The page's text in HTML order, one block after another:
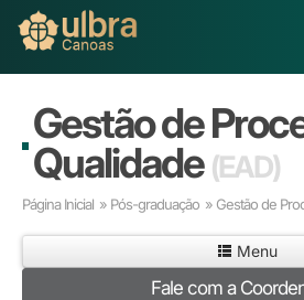
Buscar
Já sou Aluno
Educação Básica
Gestão de
Qualidade (EAD)
Página Inicial » Pós-graduação » Gestão de
Menu
Fale com a